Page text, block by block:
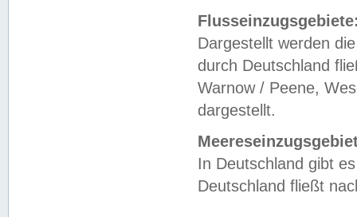
Dargestellt werden
durch Deutschland
Warnow / Peene,
dargestellt.
In Deutschland gibt
Deutschland fließt